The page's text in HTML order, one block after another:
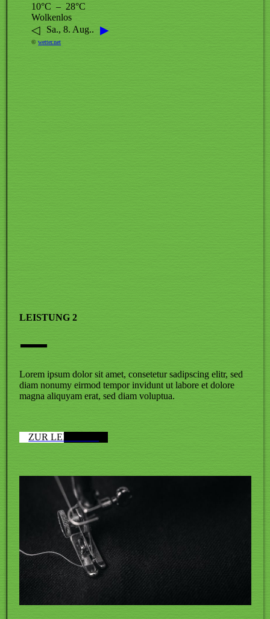
10°C – 28°C
Wolkenlos
◁ Sa., 8. Aug.. ▶
©wetter.net
LEISTUNG 2
—
Lorem ipsum dolor sit amet, consetetur sadipscing elitr, sed
diam nonumy eirmod tempor invidunt ut labore et dolore
magna aliquyam erat, sed diam voluptua.
ZUR LEISTUNG